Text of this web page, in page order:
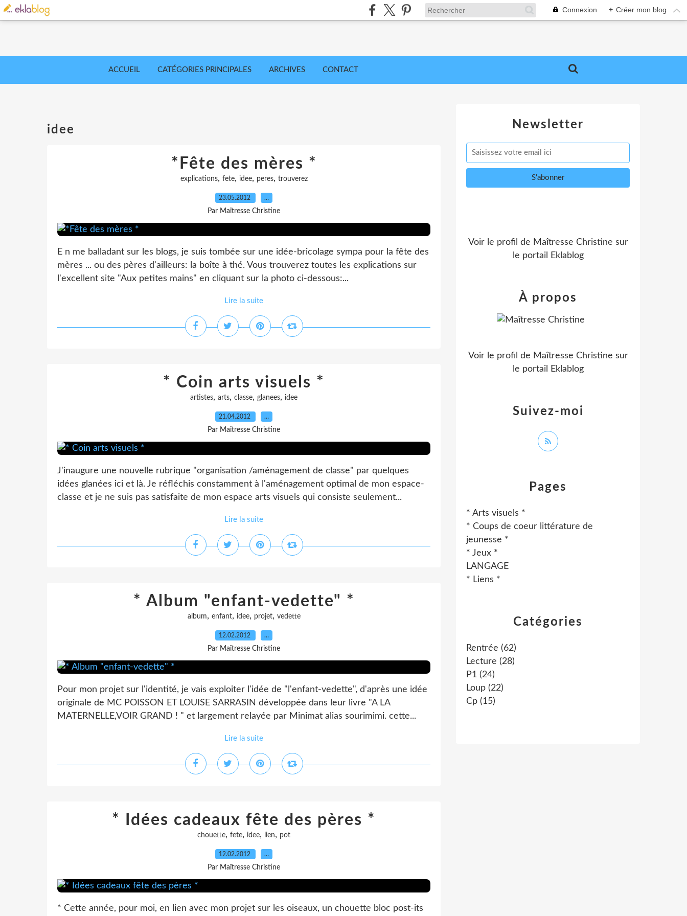
Connexion + Créer mon blog
ACCUEIL CATÉGORIES PRINCIPALES ARCHIVES CONTACT
idee
*Fête des mères *
explications, fete, idee, peres, trouverez
23.05.2012 …
Par Maîtresse Christine
E n me balladant sur les blogs, je suis tombée sur une idée-bricolage sympa pour la fête des
mères ... ou des pères d'ailleurs: la boîte à thé. Vous trouverez toutes les explications sur
l'excellent site "Aux petites mains" en cliquant sur la photo ci-dessous:...
Lire la suite
* Coin arts visuels *
artistes, arts, classe, glanees, idee
21.04.2012 …
Par Maîtresse Christine
J'inaugure une nouvelle rubrique "organisation /aménagement de classe" par quelques
idées glanées ici et là. Je réfléchis constamment à l'aménagement optimal de mon espace-
classe et je ne suis pas satisfaite de mon espace arts visuels qui consiste seulement...
Lire la suite
* Album "enfant-vedette" *
album, enfant, idee, projet, vedette
12.02.2012 …
Par Maîtresse Christine
Pour mon projet sur l'identité, je vais exploiter l'idée de "l'enfant-vedette", d'après une idée
originale de MC POISSON ET LOUISE SARRASIN développée dans leur livre "A LA
MATERNELLE,VOIR GRAND ! " et largement relayée par Minimat alias sourimimi. cette...
Lire la suite
* Idées cadeaux fête des pères *
chouette, fete, idee, lien, pot
12.02.2012 …
Par Maîtresse Christine
* Cette année, pour moi, en lien avec mon projet sur les oiseaux, un chouette bloc post-its
Newsletter
Catégories
Rentrée (62)
Lecture (28)
P1 (24)
Loup (22)
Cp (15)
Pages
* Arts visuels *
* Coups de coeur littérature de
jeunesse *
* Jeux *
LANGAGE
* Liens *
Voir le profil de Maîtresse Christine sur
le portail Eklablog
Suivez-moi
À propos
Voir le profil de Maîtresse Christine sur
le portail Eklablog